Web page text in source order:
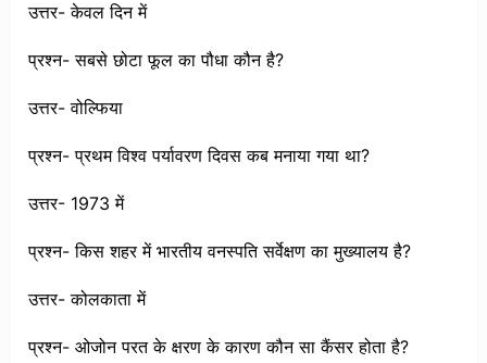
उत्तर- केवल दिन में
प्रश्न- सबसे छोटा फूल का पौधा कौन है?
उत्तर- वोल्फिया
प्रश्न- प्रथम विश्व पर्यावरण दिवस कब मनाया गया था?
उत्तर- 1973 में
प्रश्न- किस शहर में भारतीय वनस्पति सर्वेक्षण का मुख्यालय है?
उत्तर- कोलकाता में
प्रश्न- ओजोन परत के क्षरण के कारण कौन सा कैंसर होता है?